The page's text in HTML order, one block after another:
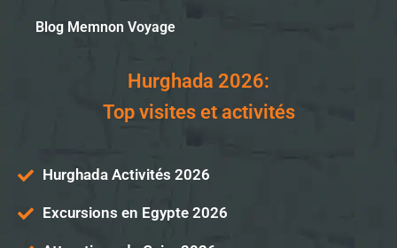
Blog Memnon Voyage
Hurghada 2026:
Top visites et activités
Hurghada Activités 2026
Excursions en Egypte 2026